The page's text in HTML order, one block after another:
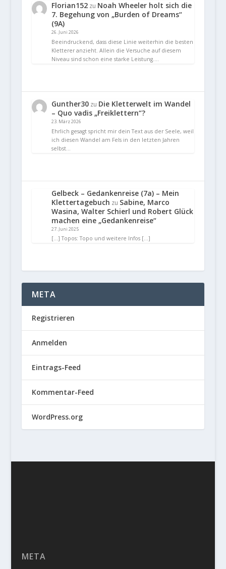
Florian152zu Noah Wheeler holt sich die
7. Begehung von „Burden of Dreams“
(9A)
26. Juni 2026
Beeindruckend, dass diese Linie weiterhin die besten
Kletterer anzieht. Allein die Versuche auf diesem
Niveau sind schon eine starke Leistung.…
Gunther30zu Die Kletterwelt im Wandel
– Quo vadis „Freiklettern“?
23. März 2026
Ehrlich gesagt spricht mir dein Text aus der Seele, weil
ich diesen Wandel am Fels in den letzten Jahren
selbst…
Gelbeck – Gedankenreise (7a) – Mein
Klettertagebuch zu Sabine, Marco
Wasina, Walter Schierl und Robert Glück
machen eine „Gedankenreise“
27. Juni 2025
[…] Topos: Topo und weitere Infos […]
META
Registrieren
Anmelden
Eintrags-Feed
Kommentar-Feed
WordPress.org
META